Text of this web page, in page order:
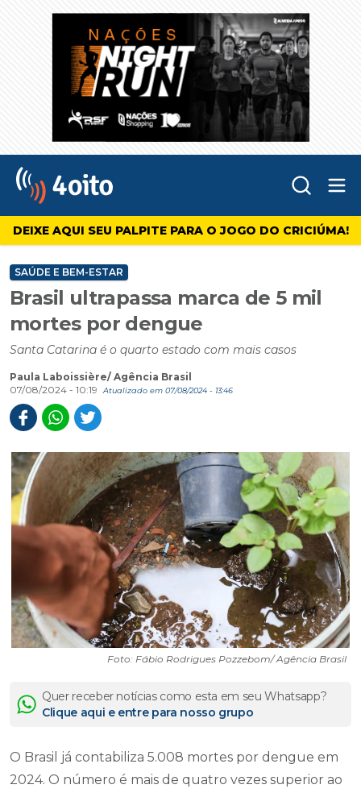
4oito
DEIXE AQUI SEU PALPITE PARA O JOGO DO CRICIÚMA!
SAÚDE E BEM-ESTAR
Brasil ultrapassa marca de 5 mil
mortes por dengue
Santa Catarina é o quarto estado com mais casos
Paula Laboissière/ Agência Brasil
07/08/2024 - 10:19
Atualizado em 07/08/2024 - 13:46
Foto: Fábio Rodrigues Pozzebom/ Agência Brasil
Quer receber notícias como esta em seu Whatsapp?
Clique aqui e entre para nosso grupo
O Brasil já contabiliza 5.008 mortes por dengue em
2024. O número é mais de quatro vezes superior ao